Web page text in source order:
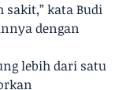
kata Budi
dengan
lebih dari satu